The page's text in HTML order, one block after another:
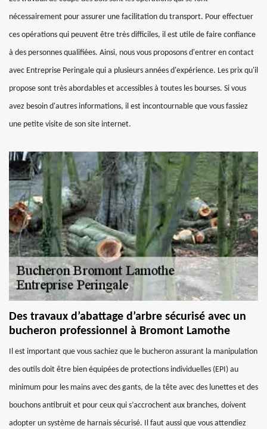
nécessairement pour assurer une facilitation du transport. Pour effectuer
ces opérations qui peuvent être très difficiles, il est utile de faire confiance
à des personnes qualifiées. Ainsi, nous vous proposons d'entrer en contact
avec Entreprise Peringale qui a plusieurs années d'expérience. Les prix qu'il
propose sont très abordables et accessibles à toutes les bourses. Si vous
avez besoin d'autres informations, il est incontournable que vous fassiez
une petite visite de son site internet.
Des travaux d’abattage d’arbre sécurisé avec un
bucheron professionnel à Bromont Lamothe
Il est important que vous sachiez que le bucheron assurant la manipulation
des outils doit être bien équipées de protections individuelles (EPI) au
minimum pour les mains avec des gants, de la tête avec des lunettes et des
bouchons antibruit et pour ceux qui s’accrochent aux branches, doivent
adopter un système de harnais sécurisé. Il faut aussi que vous attendiez